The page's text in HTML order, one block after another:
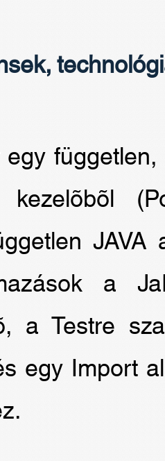
kezelõbõl
a
a Testre
egy Import